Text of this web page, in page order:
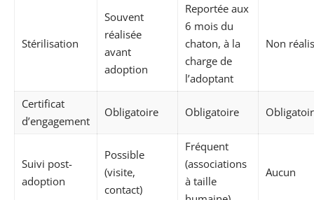
Stérilisation
Souvent
réalisée
avant
adoption
Reportée aux
6 mois du
chaton, à la
charge de
l’adoptant
Non
Certificat
d’engagement
Obligatoire Obligatoire
Suivi post-
adoption
Possible
(visite,
contact)
Fréquent
(associations
à taille
Aucun